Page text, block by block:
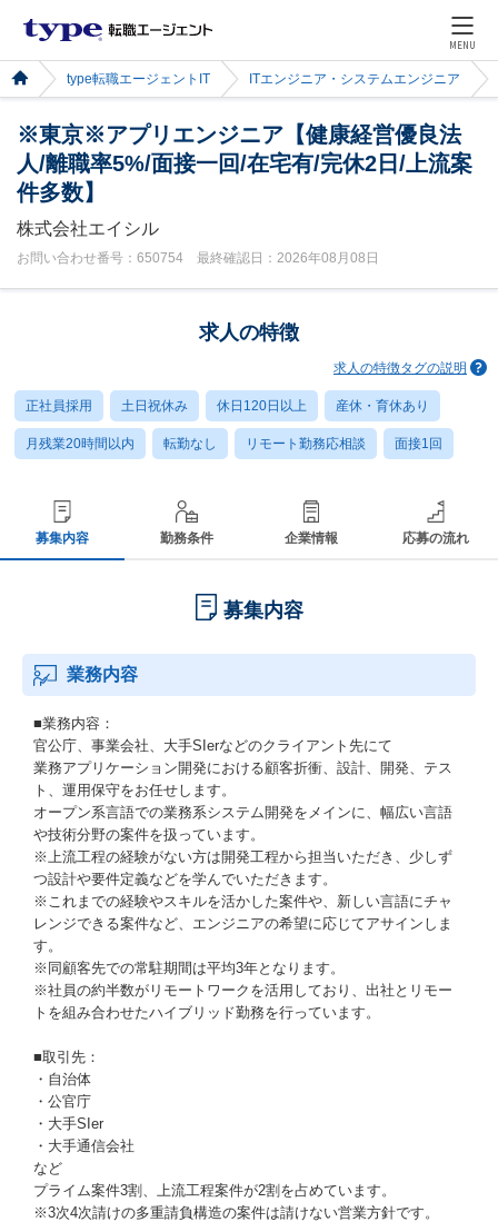
MENU
type転職エージェントIT ITエンジニア・システムエンジニア
※東京※アプリエンジニア【健康経営優良法
人/離職率5%/面接一回/在宅有/完休2日/上流案
件多数】
株式会社エイシル
お問い合わせ番号：650754 最終確認日：2026年08月08日
求人の特徴
求人の特徴タグの説明
正社員採用 土日祝休み 休日120日以上 産休・育休あり
月残業20時間以内 転勤なし リモート勤務応相談 面接1回
募集内容 勤務条件 企業情報 応募の流れ
募集内容
業務内容
■業務内容：
官公庁、事業会社、大手SIerなどのクライアント先にて
業務アプリケーション開発における顧客折衝、設計、開発、テス
ト、運用保守をお任せします。
オープン系言語での業務系システム開発をメインに、幅広い言語
や技術分野の案件を扱っています。
※上流工程の経験がない方は開発工程から担当いただき、少しず
つ設計や要件定義などを学んでいただきます。
※これまでの経験やスキルを活かした案件や、新しい言語にチャ
レンジできる案件など、エンジニアの希望に応じてアサインしま
す。
※同顧客先での常駐期間は平均3年となります。
※社員の約半数がリモートワークを活用しており、出社とリモー
トを組み合わせたハイブリッド勤務を行っています。
■取引先：
・自治体
・公官庁
・大手SIer
・大手通信会社
など
プライム案件3割、上流工程案件が2割を占めています。
※3次4次請けの多重請負構造の案件は請けない営業方針です。